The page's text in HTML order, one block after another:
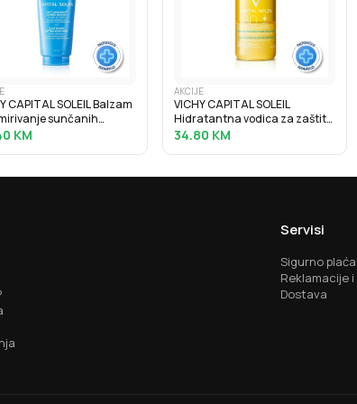
CAPITAL SOLEIL Balzam
sunčanih
100 ml
KM
AKCIJE
VICHY CAPITAL SOLEIL
Hidratantna vodica za zaštitu
od sunca SPF30, 200 ml
34.80 KM
Servisi
Sigurno
Reklamacije
Dostava